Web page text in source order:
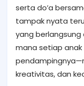
serta do’a
tampak nyata
yang berlangsung
mana setiap
kreativitas, dan